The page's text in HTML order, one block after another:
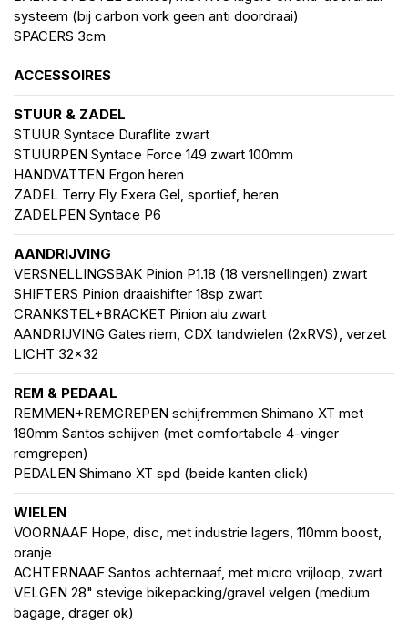
systeem (bij carbon vork geen anti doordraai)
SPACERS 3cm
ACCESSOIRES
STUUR & ZADEL
STUUR Syntace Duraflite zwart
STUURPEN Syntace Force 149 zwart 100mm
HANDVATTEN Ergon heren
ZADEL Terry Fly Exera Gel, sportief, heren
ZADELPEN Syntace P6
AANDRIJVING
VERSNELLINGSBAK Pinion P1.18 (18 versnellingen) zwart
SHIFTERS Pinion draaishifter 18sp zwart
CRANKSTEL+BRACKET Pinion alu zwart
AANDRIJVING Gates riem, CDX tandwielen (2xRVS), verzet
LICHT 32x32
REM & PEDAAL
REMMEN+REMGREPEN schijfremmen Shimano XT met
180mm Santos schijven (met comfortabele 4-vinger
remgrepen)
PEDALEN Shimano XT spd (beide kanten click)
WIELEN
VOORNAAF Hope, disc, met industrie lagers, 110mm boost,
oranje
ACHTERNAAF Santos achternaaf, met micro vrijloop, zwart
VELGEN 28" stevige bikepacking/gravel velgen (medium
bagage, drager ok)